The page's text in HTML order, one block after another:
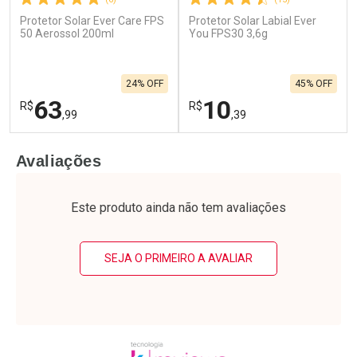
Protetor Solar Ever Care FPS
50 Aerossol 200ml
R$63,99
24% OFF
Laboratório
Por Menos
Protetor Solar Labial Ever
You FPS30 3,6g
R$10,39
45% OFF
Laboratório
Por Menos
Avaliações
Este produto ainda não tem avaliações
SEJA O PRIMEIRO A AVALIAR